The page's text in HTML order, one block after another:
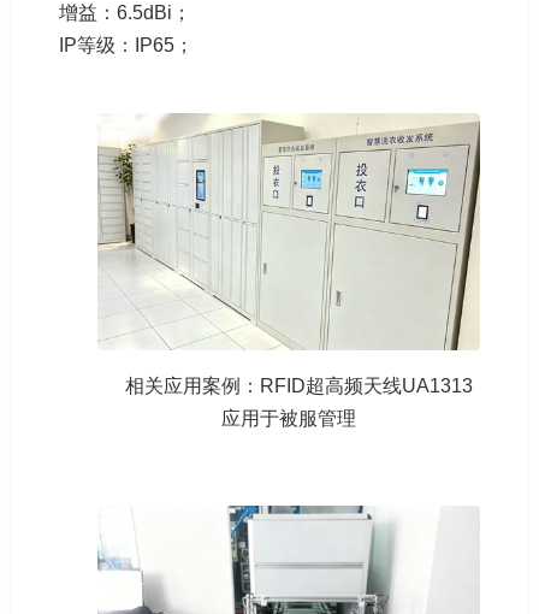
增益：6.5dBi；
IP等级：IP65；
相关应用案例：RFID超高频天线UA1313
应用于被服管理